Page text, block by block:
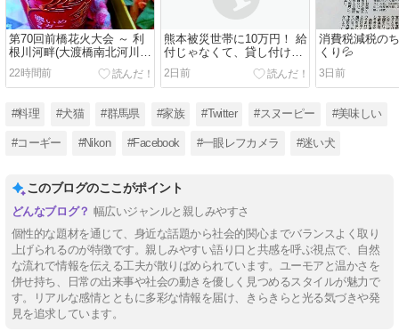
第70回前橋花火大会 ～ 利
根川河畔(大渡橋南北河川緑
地)～
22時間前
熊本被災世帯に10万円！ 給
付じゃなくて、貸し付ける
って💦💦💦鬼畜だね😡😡😡
2日前
消費税減税の
くり💦
3日前
#料理 #犬猫 #群馬県 #家族 #Twitter #スヌーピー #美味しい
#コーギー #Nikon #Facebook #一眼レフカメラ #迷い犬
このブログのここがポイント
幅広いジャンルと親しみやすさ
個性的な題材を通じて、身近な話題から社会的関心までバランスよく取り
上げられるのが特徴です。親しみやすい語り口と共感を呼ぶ視点で、自然
な流れで情報を伝える工夫が散りばめられています。ユーモアと温かさを
併せ持ち、日常の出来事や社会の動きを優しく見つめるスタイルが魅力で
す。リアルな感情とともに多彩な情報を届け、きらきらと光る気づきや発
見を追求しています。